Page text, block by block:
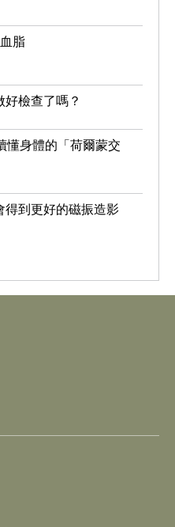
脂
檢查了嗎？
懂身體的「荷爾蒙交
得到更好的磁振造影